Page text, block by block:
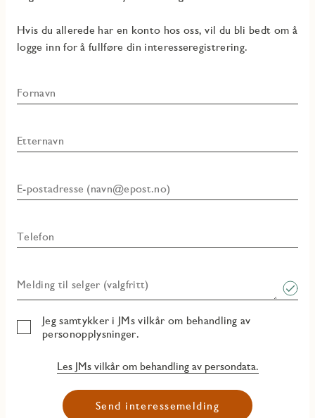
Hvis du allerede har en konto hos oss, vil du bli bedt om å
logge inn for å fullføre din interesseregistrering.
Fornavn
Etternavn
E-postadresse (navn@epost.no)
Telefon
Melding til selger (valgfritt)
Jeg samtykker i JMs vilkår om behandling av
personopplysninger.
Les JMs vilkår om behandling av persondata.
Send interessemelding